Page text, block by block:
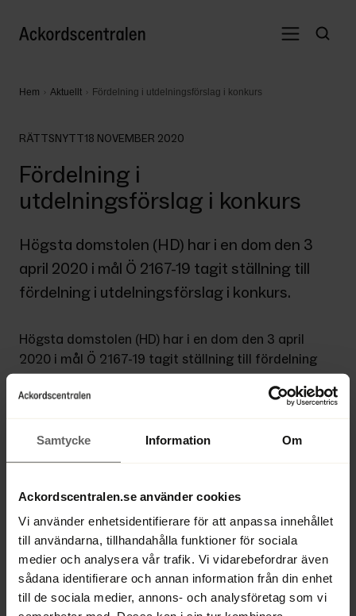
Samtycke Information Om
Ackordscentralen.se använder cookies
Vi använder enhetsidentifierare för att anpassa innehållet
till användarna, tillhandahålla funktioner för sociala
medier och analysera vår trafik. Vi vidarebefordrar även
sådana identifierare och annan information från din enhet
till de sociala medier, annons- och analysföretag som vi
Hem Aktuellt Fördelning i utdelningsförslag i konkurs
RÄTTSNYTT18 NOVEMBER 2020
Fördelning i
utdelningsförslag i konkurs
Högsta domstolen (HD) har i en dom den 3
april 2020 i mål Ö 2167-19 tagit ställning till
fördelning i utdelningsförslag i konkurs.
Högsta domstolen (HD) har i en dom den 3 april
2020 i mål Ö 2167-19 tagit ställning till fördelning
i utdelningsförslag i konkurs mellan
Skatteverkets oprioriterade fordran på grund av
återstående oprioriterade fordran som inte har
blivit ersatt av lönegaranti. HD fastslog att
inte täcker den utbetalade lönegarantin. Först
om Skatteverket får full utdelning för den
utbetalade lönegarantin får arbetstagaren
utdelning för den återstående oprioriterade
lönefordringen.